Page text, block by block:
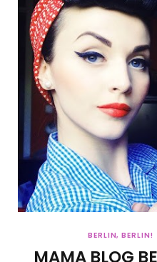
BERLIN, BERLIN!
MAMA BLOG